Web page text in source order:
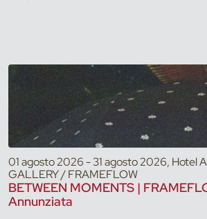
01 agosto 2026 - 31 agosto 2026, Hotel
GALLERY / FRAMEFLOW
BETWEEN MOMENTS |
Annunziata